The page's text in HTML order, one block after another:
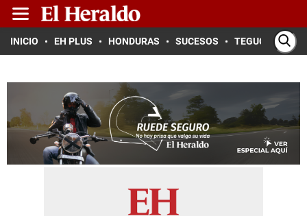
INICIO EH PLUS HONDURAS SUCESOS TEGUCIGALPA